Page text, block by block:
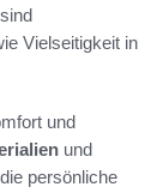
sind
Vielseitigkeit in
und
und
persönliche